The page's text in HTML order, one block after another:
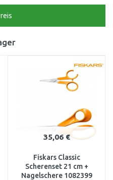
35,06 €
Fiskars Classic
Scherenset 21 cm +
Nagelschere 1082399